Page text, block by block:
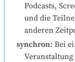
Podcasts,
und die
anderen
synchron: Bei